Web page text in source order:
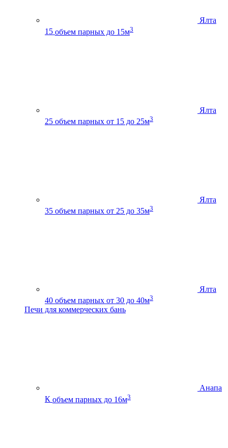
Ялта
15 объем парных до 15м3
Ялта
25 объем парных от 15 до 25м3
Ялта
35 объем парных от 25 до 35м3
Ялта
40 объем парных от 30 до 40м3
Печи для коммерческих бань
Анапа
К объем парных до 16м3